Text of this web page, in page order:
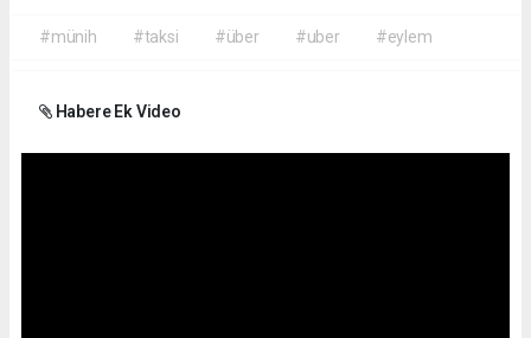
#münih #taksi #über #uber #eylem
Habere Ek Video